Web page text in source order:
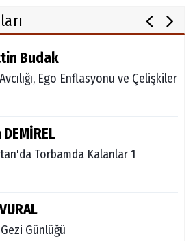
Budak
Ego Enflasyonu ve Çelişkiler
Torbamda Kalanlar 1
Günlüğü